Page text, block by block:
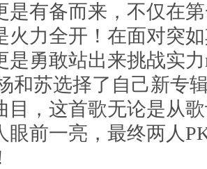
是有备而来，不仅在
火力全开！在面对突
是勇敢站出来挑战实
和苏选择了自己新专
目，这首歌无论是从
眼前一亮，最终两人